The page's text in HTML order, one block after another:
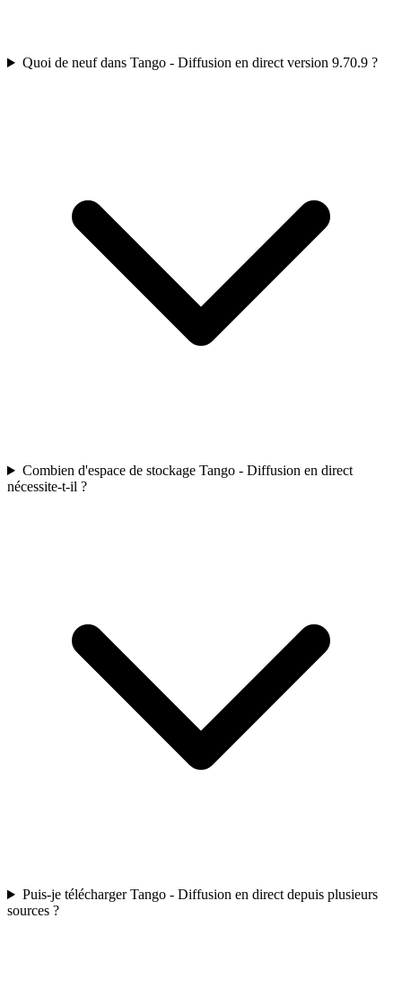
Quoi de neuf dans Tango - Diffusion en direct version 9.70.9 ?
Combien d'espace de stockage Tango - Diffusion en direct
nécessite-t-il ?
Puis-je télécharger Tango - Diffusion en direct depuis plusieurs
sources ?